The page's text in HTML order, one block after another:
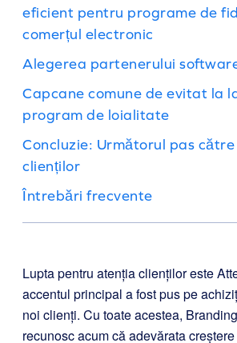
eficient pentru programe de
comerțul electronic
Alegerea partenerului
Capcane comune de evitat la
program de loialitate
Concluzie: Următorul pas
clienților
Întrebări frecvente
Lupta pentru atenția clienților este
accentul principal a fost pus pe
noi clienți. Cu toate acestea,
recunosc acum că adevărata